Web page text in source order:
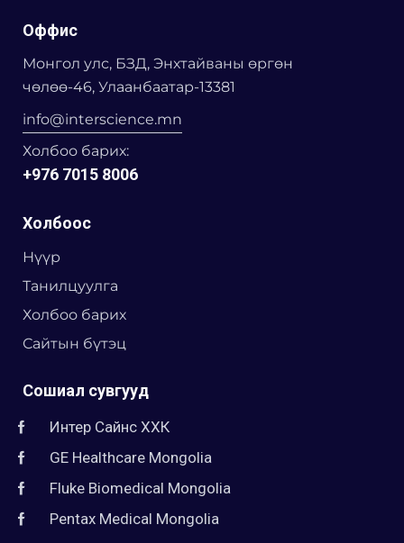
Оффис
Монгол улс, БЗД, Энхтайваны өргөн
чөлөө-46, Улаанбаатар-13381
info@interscience.mn
Холбоо барих:
+976 7015 8006
Холбоос
Нүүр
Танилцуулга
Холбоо барих
Сайтын бүтэц
Сошиал сувгууд
Интер Сайнс ХХК
GE Healthcare Mongolia
Fluke Biomedical Mongolia
Pentax Medical Mongolia